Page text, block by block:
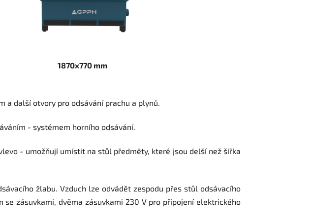
1870x770 mm
a další otvory pro odsávání prachu a plynů.
- systémem horního odsávání.
- umožňují umístit na stůl předměty, které jsou delší než šířka
žlabu. Vzduch lze odvádět zespodu přes stůl odsávacího
zásuvkami, dvěma zásuvkami 230 V pro připojení elektrického